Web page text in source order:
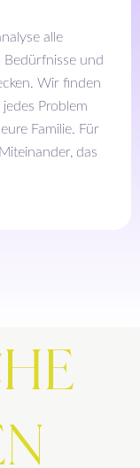
alle
und
Wir finden
Problem
Familie. Für
das